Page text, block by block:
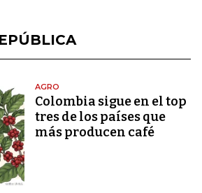
AGRO
Colombia sigue en el top
tres de los países que
más producen café